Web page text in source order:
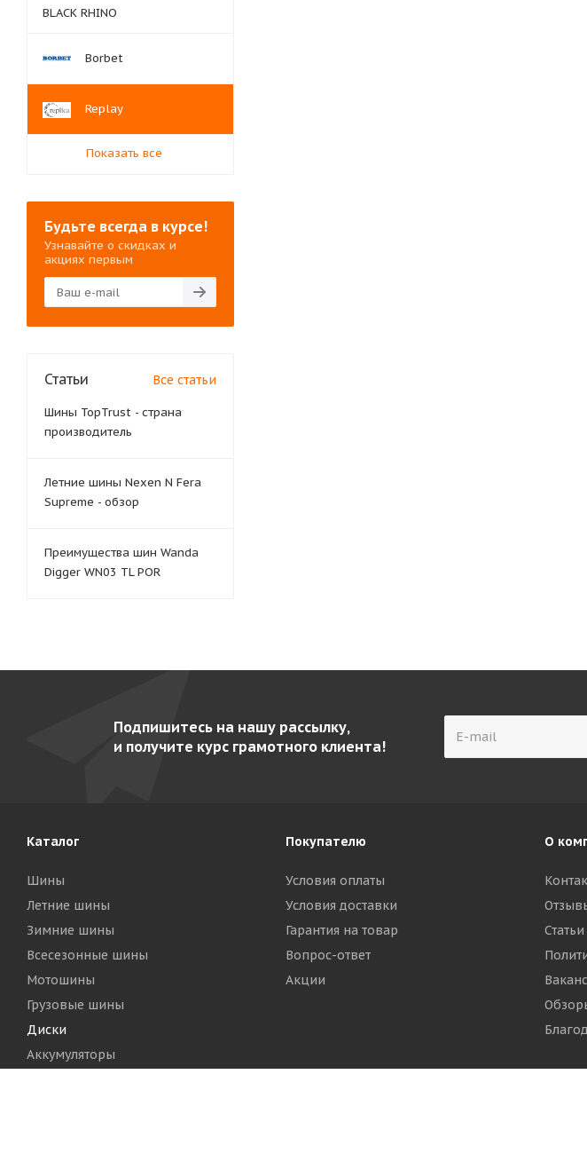
BLACK RHINO
Borbet
Replay
Показать все
Будьте всегда в курсе!
Узнавайте о скидках и
акциях первым
Статьи Все статьи
Шины TopTrust - страна
производитель
Летние шины Nexen N Fera
Supreme - обзор
Преимущества шин Wanda
Digger WN03 TL POR
Подпишитесь на нашу рассылку,
и получите курс грамотного клиента!
Каталог
Шины
Летние шины
Зимние шины
Всесезонные шины
Мотошины
Грузовые шины
Диски
Аккумуляторы
Покупателю
Условия оплаты
Условия доставки
Гарантия на товар
Вопрос-ответ
Акции
О
Статьи